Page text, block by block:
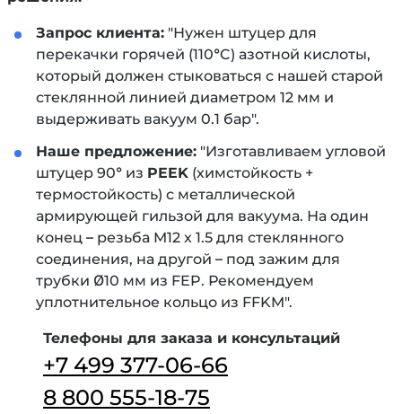
Запрос клиента: "Нужен штуцер для
перекачки горячей (110°C) азотной кислоты,
который должен стыковаться с нашей старой
стеклянной линией диаметром 12 мм и
выдерживать вакуум 0.1 бар".
Наше предложение: "Изготавливаем угловой
штуцер 90° из PEEK (химстойкость +
термостойкость) с металлической
армирующей гильзой для вакуума. На один
конец – резьба M12 x 1.5 для стеклянного
соединения, на другой – под зажим для
трубки Ø10 мм из FEP. Рекомендуем
уплотнительное кольцо из FFKM".
Телефоны для заказа и консультаций
+7 499 377-06-66
8 800 555-18-75